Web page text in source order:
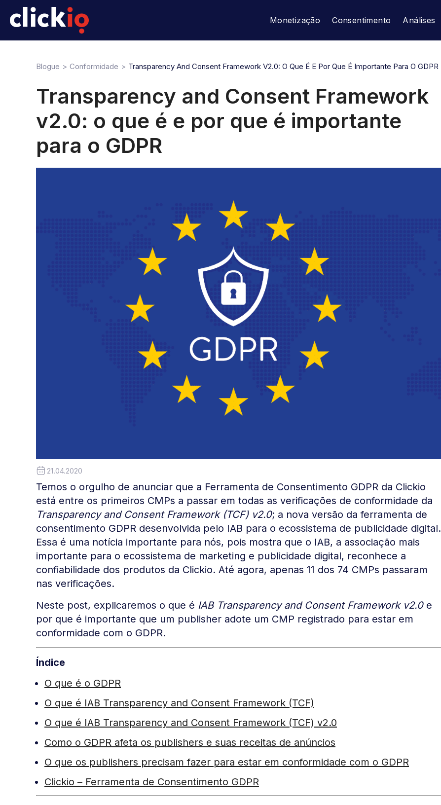
Monetização Consentimento Análises
Blogue Conformidade Transparency And Consent Framework V2.0: O Que É E Por Que É Importante Para O GDPR
Transparency and Consent Framework
v2.0: o que é e por que é importante
para o GDPR
21.04.2020
Temos o orgulho de anunciar que a Ferramenta de Consentimento GDPR da Clickio
está entre os primeiros CMPs a passar em todas as verificações de conformidade da
Transparency and Consent Framework (TCF) v2.0; a nova versão da ferramenta de
consentimento GDPR desenvolvida pelo IAB para o ecossistema de publicidade digital.
Essa é uma notícia importante para nós, pois mostra que o IAB, a associação mais
importante para o ecossistema de marketing e publicidade digital, reconhece a
confiabilidade dos produtos da Clickio. Até agora, apenas 11 dos 74 CMPs passaram
nas verificações.
Neste post, explicaremos o que é IAB Transparency and Consent Framework v2.0e
por que é importante que um publisher adote um CMP registrado para estar em
conformidade com o GDPR.
Índice
O que é o GDPR
O que é IAB Transparency and Consent Framework (TCF)
O que é IAB Transparency and Consent Framework (TCF) v2.0
Como o GDPR afeta os publishers e suas receitas de anúncios
O que os publishers precisam fazer para estar em conformidade com o GDPR
Clickio – Ferramenta de Consentimento GDPR